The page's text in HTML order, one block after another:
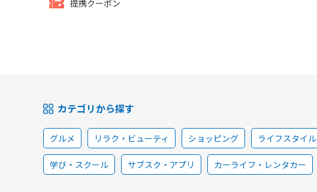
提携クーポン
カテゴリから探す
グルメ リラク・ビューティ ショッピング ライフスタイル
学び・スクール サブスク・アプリ カーライフ・レンタカー